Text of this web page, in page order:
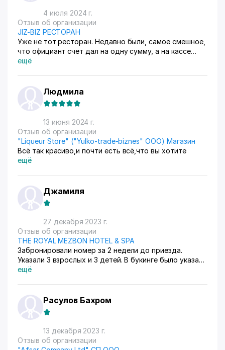
4 июля 2024 г.
Отзыв об организации
JIZ-BIZ РЕСТОРАН
Уже не тот ресторан. Недавно были, самое смешное,
что официант счет дал на одну сумму, а на кассе
кассирша, наверное, компотика хотела попить
внимание на это только в машине. Жиз биз теряете
репутацию из-за таких работников. Попросила бы,
сама ей купила бы????. Сергелийский филиал.
Посещение 09.06.2024 г.
ещё
Людмила
13 июня 2024 г.
Отзыв об организации
"Liqueur Store" ("Yulko-trade-biznes" ООО) Магазин
Всё так красиво,и почти есть всё,что вы хотите
ещё
Джамиля
27 декабря 2023 г.
Отзыв об организации
THE ROYAL MEZBON HOTEL & SPA
Забронировали номер за 2 недели до приезда.
Указали 3 взрослых и 3 детей. В букинге было указано
440 долларов. По приезду сказали 650 долларов!
бронирование в 14.15. Еще не сразу посчитали сумму
за пребывание , дали ответ только через 2 часа.
Вообще не понимаю откуда столько положительных
отзывов. Данный отель не рекомендую . Не
компетентный сотрудник Ильхам! Тут же начал
рекомендовать другие отели , которые еще дороже.
ещё
Расулов Бахром
13 декабря 2023 г.
Отзыв об организации